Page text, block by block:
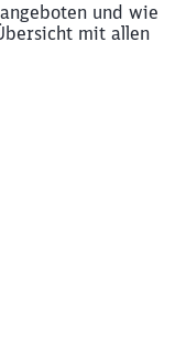
und wie
mit allen